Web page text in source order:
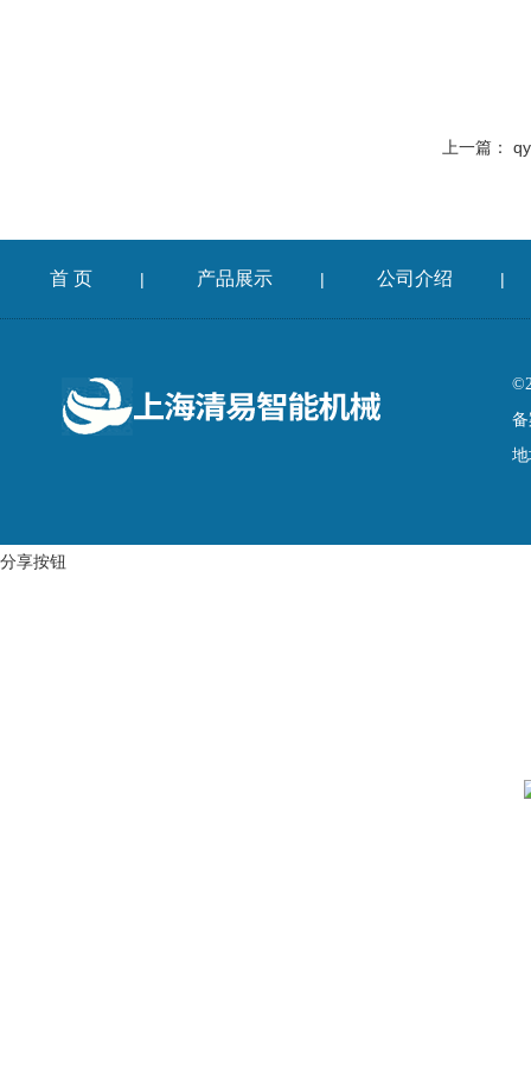
上一篇：
首 页 | 产品展示 | 公司介绍 |
备
分享按钮